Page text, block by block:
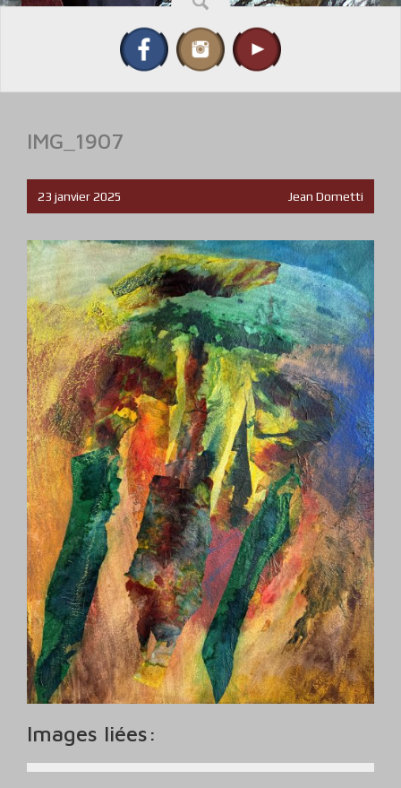
IMG_1907
23 janvier 2025 Jean Dometti
Images liées: